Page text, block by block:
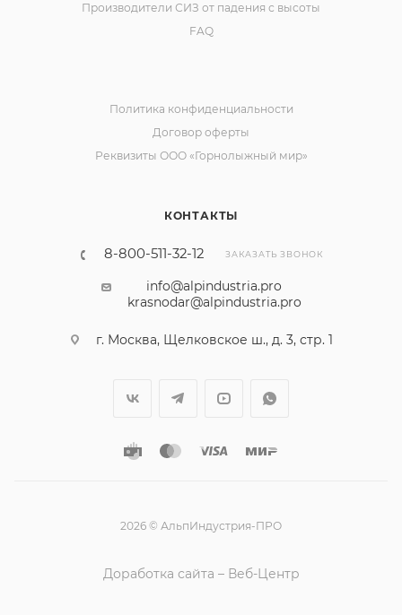
Производители СИЗ от падения с высоты
FAQ
КОНТАКТЫ
8-800-511-32-12 ЗАКАЗАТЬ ЗВОНОК
info@alpindustria.pro
krasnodar@alpindustria.pro
г. Москва, Щелковское ш., д. 3, стр. 1
Политика конфиденциальности
Договор оферты
Реквизиты ООО «Горнолыжный мир»
2026 © АльпИндустрия-ПРО
Доработка сайта – Веб-Центр